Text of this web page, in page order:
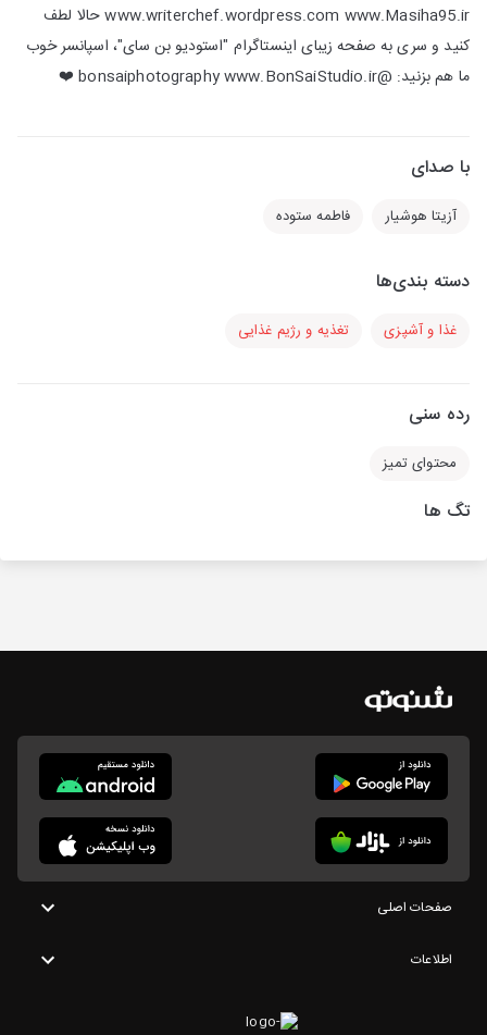
www.writerchef.wordpress.com www.Masiha95.ir حالا لطف
کنید و سری به صفحه زیبای اینستاگرام "استودیو بن سای"، اسپانسر خوب
ما هم بزنید: @bonsaiphotography www.BonSaiStudio.ir ❤️
با صدای
آزیتا هوشیار فاطمه ستوده
دسته بندی‌ها
غذا و آشپزی تغذیه و رژیم غذایی
رده سنی
محتوای تمیز
تگ ها
صفحات اصلی
اطلاعات